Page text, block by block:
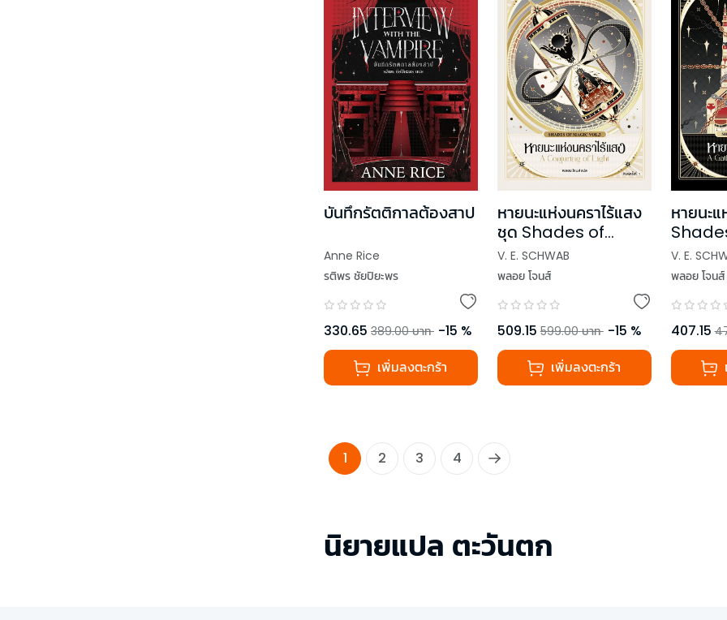
บันทึกรัตติกาลต้องสาป
Anne Rice
รติพร ชัยปิยะพร
330.65 389.00 บาท -15 %
เพิ่มลงตะกร้า
หายนะแห่งนคราไร้แสง
ชุด Shades of
Magic
V. E. SCHWAB
พลอย โจนส์
509.15 599.00 บาท -15 %
เพิ่มลงตะกร้า
หายนะ
V. E.
พลอย โจนส์
407.15
1 2 3 4
นิยายแปล ตะวันตก